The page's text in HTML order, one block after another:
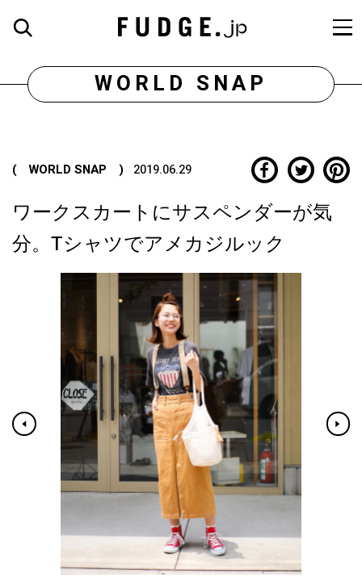
WORLD SNAP
( WORLD SNAP ) 2019.06.29
ワークスカートにサスペンダーが気
分。Tシャツでアメカジルック